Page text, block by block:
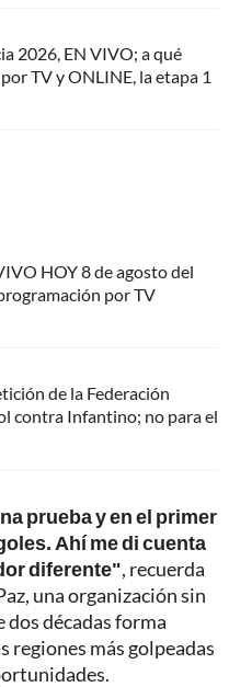
2026, EN VIVO; a qué
TV y ONLINE, la etapa 1
HOY 8 de agosto del
por TV
de la Federación
contra Infantino; no para el
prueba y en el primer
Ahí me di cuenta
diferente", recuerda
una organización sin
dos décadas forma
más golpeadas